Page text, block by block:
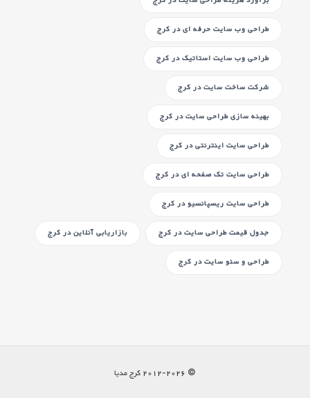
طراحی وب سایت حرفه ایدر کرج
طراحی وب سایت استاتیکدر کرج
شرکت ساخت سایتدر کرج
بهینه سازی طراحی سایتدر کرج
طراحی سایت اینترنتیدر کرج
طراحی سایت تک صفحه ایدر کرج
طراحی سایت ریسپانسیودر کرج
جدول قیمت طراحی سایتدر کرج بازاریابی آنلایندر کرج
طراحی و سئو سایتدر کرج
© 2012-
2026 کرج مدیا